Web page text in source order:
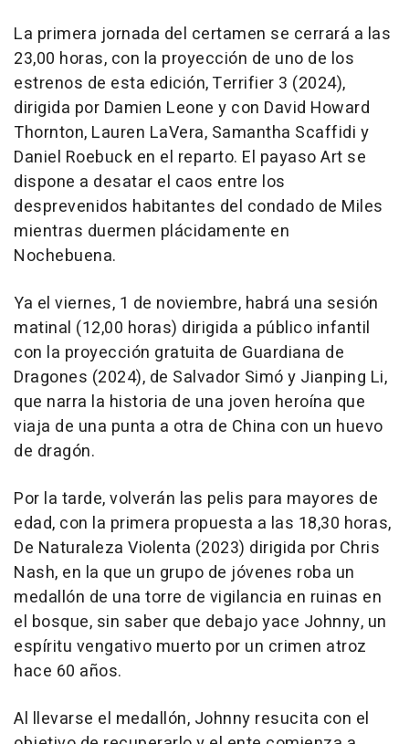
La primera jornada del certamen se cerrará a las
23,00 horas, con la proyección de uno de los
estrenos de esta edición, Terrifier 3 (2024),
dirigida por Damien Leone y con David Howard
Thornton, Lauren LaVera, Samantha Scaffidi y
Daniel Roebuck en el reparto. El payaso Art se
dispone a desatar el caos entre los
desprevenidos habitantes del condado de Miles
mientras duermen plácidamente en
Nochebuena.
Ya el viernes, 1 de noviembre, habrá una sesión
matinal (12,00 horas) dirigida a público infantil
con la proyección gratuita de Guardiana de
Dragones (2024), de Salvador Simó y Jianping Li,
que narra la historia de una joven heroína que
viaja de una punta a otra de China con un huevo
de dragón.
Por la tarde, volverán las pelis para mayores de
edad, con la primera propuesta a las 18,30 horas,
De Naturaleza Violenta (2023) dirigida por Chris
Nash, en la que un grupo de jóvenes roba un
medallón de una torre de vigilancia en ruinas en
el bosque, sin saber que debajo yace Johnny, un
espíritu vengativo muerto por un crimen atroz
hace 60 años.
Al llevarse el medallón, Johnny resucita con el